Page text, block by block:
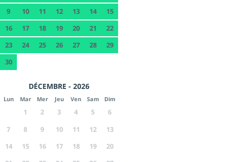
9
10 11 12 13 14
15
16
17 18 19 20 21
22
23
24 25 26 27 28
29
30
DÉCEMBRE - 2026
Lun Mar Mer Jeu Ven Sam Dim
1 2 3 4 5
6
7
8 9 10 11 12
13
14
15 16 17 18 19
20